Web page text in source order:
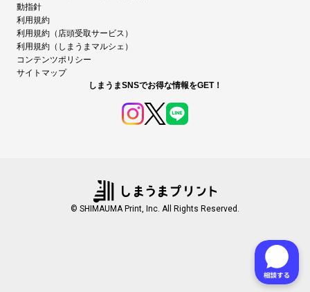
動指針
利用規約
利用規約（店頭受取サービス）
利用規約（しまうまマルシェ）
コンテンツポリシー
サイトマップ
しまうまSNSでお得な情報をGET！
© SHIMAUMA Print, Inc. All Rights Reserved.